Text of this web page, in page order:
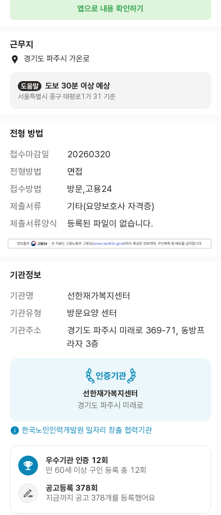
앱으로 내용 확인하기
근무지
경기도 파주시 가온로
도움말 도보 30분 이상 예상
서울특별시 중구 태평로1가 31 기준
전형 방법
접수마감일
20260320
전형방법
면접
접수방법
방문,고용24
제출서류
기타(요양보호사 자격증)
제출서류양식
등록된 파일이 없습니다.
기관정보
기관명
선한재가복지센터
기관유형
방문요양 센터
기관주소
경기도 파주시 미래로 369-71, 동방프
라자 3층
선한재가복지센터
경기도 파주시 미래로
한국노인인력개발원 일자리 창출 협력기관
우수기관 인증 12회
만 60세 이상 구인 등록 총 12회
공고등록 378회
지금까지 공고 378개를 등록했어요